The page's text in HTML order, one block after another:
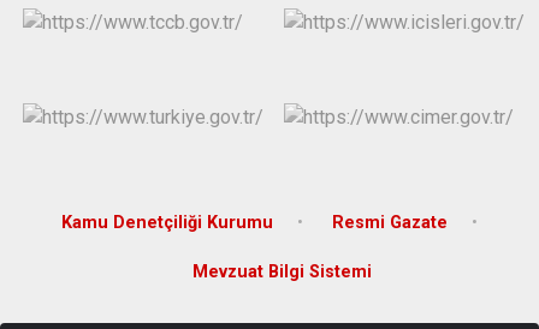
Kamu Denetçiliği Kurumu Resmi Gazate
Mevzuat Bilgi Sistemi